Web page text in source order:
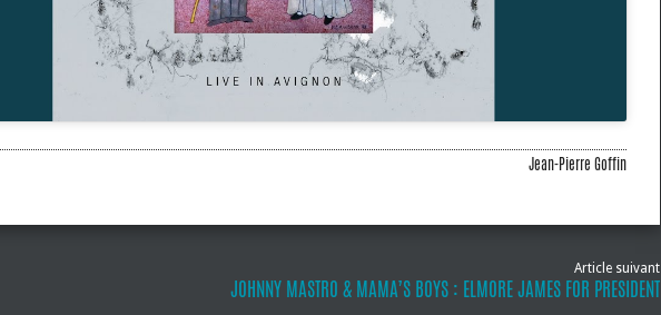
Jean-Pierre Goffin
Article suivant
JOHNNY MASTRO & MAMA’S BOYS : ELMORE JAMES FOR PRESIDENT